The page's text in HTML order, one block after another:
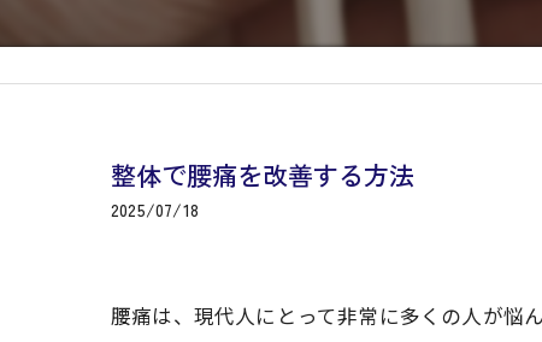
整体で腰痛を改善する方法
2025/07/18
腰痛は、現代人にとって非常に多くの人が悩